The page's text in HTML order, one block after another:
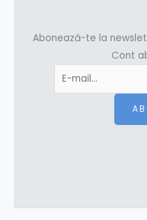
Abonează-te la
Cont